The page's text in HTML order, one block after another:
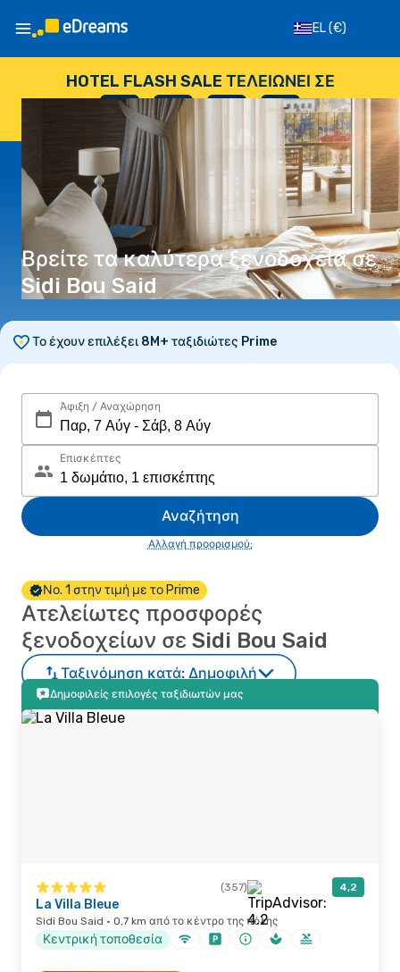
EL(€)
HOTEL FLASH SALE ΤΕΛΕΙΏΝΕΙ ΣΕ
--
ΗΜΈΡΕΣ
: --
ΏΡΕΣ
: --
ΔΕΥΤΕΡΌΛΕΠΤΑ
Βρείτε τα καλύτερα ξενοδοχεία σε
Sidi Bou Said
Το έχουν επιλέξει 8M+ ταξιδιώτες Prime
Άφιξη / Αναχώρηση
Επισκέπτες
Αναζήτηση
Αλλαγή προορισμού;
Νο. 1 στην τιμή με το Prime
Ατελείωτες προσφορές
ξενοδοχείων σε Sidi Bou Said
Ταξινόμηση κατά: Δημοφιλή
Δημοφιλείς επιλογές ταξιδιωτών μας
(357) 4,2
La Villa Bleue
Sidi Bou Said · 0,7 km από το κέντρο της πόλης
Κεντρική τοποθεσία